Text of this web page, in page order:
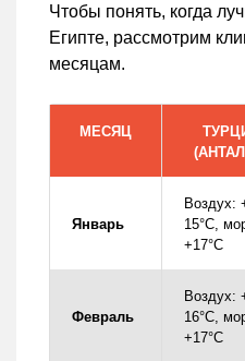
Чтобы понять, когда
Египте, рассмотрим
месяцам.
МЕСЯЦ
Январь
Воздух:
15°C,
+17°C
Февраль
Воздух:
16°C,
+17°C